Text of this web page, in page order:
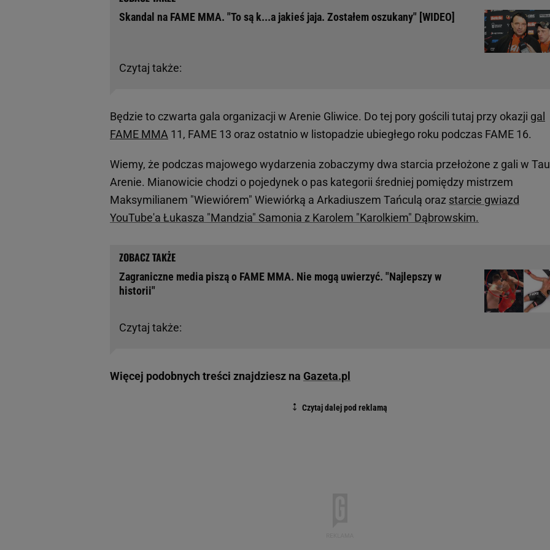
Czytaj także:
Skandal na FAME MMA. "To są k...a jakieś jaja. Zostałem oszukany" [WIDEO]
Będzie to czwarta gala organizacji w Arenie Gliwice. Do tej pory gościli tutaj przy okazji gal
FAME MMA 11, FAME 13 oraz ostatnio w listopadzie ubiegłego roku podczas FAME 16.
Wiemy, że podczas majowego wydarzenia zobaczymy dwa starcia przełożone z gali w
Arenie. Mianowicie chodzi o pojedynek o pas kategorii średniej pomiędzy mistrzem
Maksymilianem "Wiewiórem" Wiewiórką a Arkadiuszem Tańculą oraz starcie gwiazd
YouTube'a Łukasza "Mandzia" Samonia z Karolem "Karolkiem" Dąbrowskim.
Czytaj także:
Zagraniczne media piszą o FAME MMA. Nie mogą uwierzyć. "Najlepszy w
historii"
Więcej podobnych treści znajdziesz na Gazeta.pl